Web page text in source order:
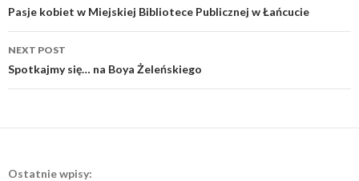
navigation
Pasje kobiet w Miejskiej Bibliotece Publicznej w Łańcucie
NEXT POST
Spotkajmy się… na Boya Żeleńskiego
Ostatnie wpisy: